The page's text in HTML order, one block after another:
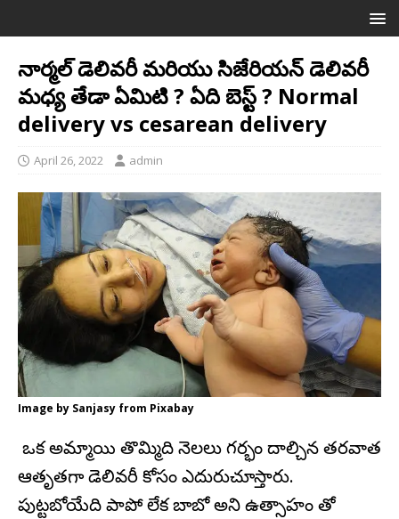
నార్మల్ డెలివరీ మరియు సిజేరియన్ డెలివరీ
మధ్య తేడా ఏమిటి ? ఏది బెస్ట్ ? Normal
delivery vs cesarean delivery
April 26, 2022 admin
Image by Sanjasy from Pixabay
ఒక అమ్మాయి తొమ్మిది నెలలు గర్భం దాల్చిన తరవాత
ఆతృతగా డెలివరీ కోసం ఎదురుచూస్తారు.
పుట్టబోయేది పాపో లేక బాబో అని ఉత్సాహం తో